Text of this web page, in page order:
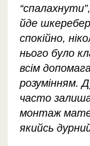
йде
спокійно,
нього було
всім
розумінням.
часто
монтаж
якийсь